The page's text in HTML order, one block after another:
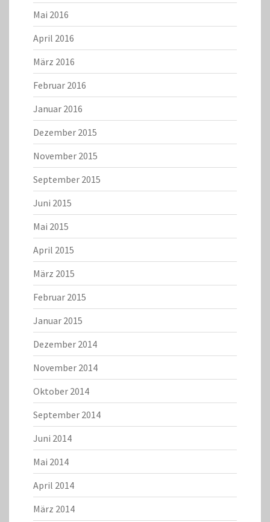
Mai 2016
April 2016
März 2016
Februar 2016
Januar 2016
Dezember 2015
November 2015
September 2015
Juni 2015
Mai 2015
April 2015
März 2015
Februar 2015
Januar 2015
Dezember 2014
November 2014
Oktober 2014
September 2014
Juni 2014
Mai 2014
April 2014
März 2014